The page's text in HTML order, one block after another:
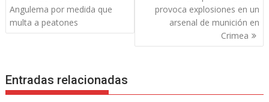
de
entradas
Angulema por medida que
multa a peatones
provoca explosiones en un
arsenal de munición en
Crimea
Entradas relacionadas